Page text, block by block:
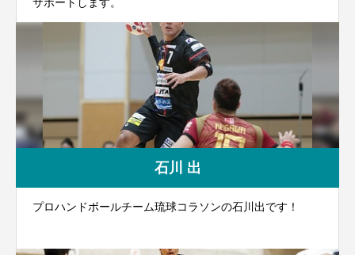
石川 出
プロハンドボールチーム琉球コラソンの石川出です！